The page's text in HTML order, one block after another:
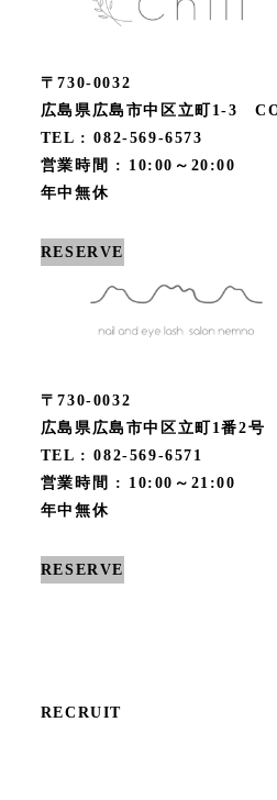
〒730-0032
広島県広島市中区立町1-3
TEL : 082-569-6573
営業時間 : 10:00～20:00
年中無休
RESERVE
〒730-0032
広島県広島市中区立町1番2
TEL : 082-569-6571
営業時間 : 10:00～21:00
年中無休
RESERVE
RECRUIT